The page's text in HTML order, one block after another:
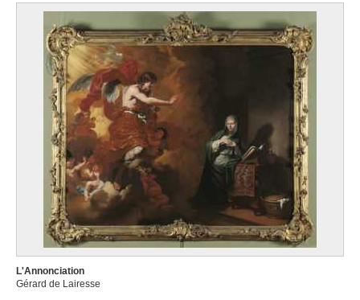
L'Annonciation
Gérard de Lairesse